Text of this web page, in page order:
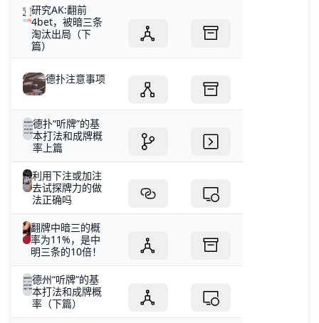
研究AK:翻前
4bet，被暗三条
淘汰出局（下
篇）
德扑注意事项
德扑“听牌”的基
本打法和成牌概
率上篇
利用下注或加注
去试探牌力的做
法正确吗
翻牌中暗三的概
率为11%，是中
明三条的10倍！
德州“听牌”的基
本打法和成牌概
率（下篇）